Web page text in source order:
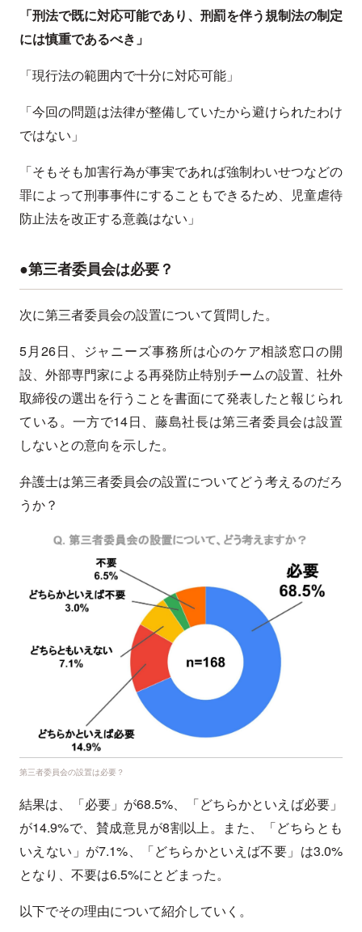
「刑法で既に対応可能であり、刑罰を伴う規制法の制定
には慎重であるべき」
「現行法の範囲内で十分に対応可能」
「今回の問題は法律が整備していたから避けられたわけ
ではない」
「そもそも加害行為が事実であれば強制わいせつなどの
罪によって刑事事件にすることもできるため、児童虐待
防止法を改正する意義はない」
●第三者委員会は必要？
次に第三者委員会の設置について質問した。
5月26日、ジャニーズ事務所は心のケア相談窓口の開
設、外部専門家による再発防止特別チームの設置、社外
取締役の選出を行うことを書面にて発表したと報じられ
ている。一方で14日、藤島社長は第三者委員会は設置
しないとの意向を示した。
弁護士は第三者委員会の設置についてどう考えるのだろ
うか？
第三者委員会の設置は必要？
結果は、「必要」が68.5%、「どちらかといえば必要」
が14.9%で、賛成意見が8割以上。また、「どちらとも
いえない」が7.1%、「どちらかといえば不要」は3.0%
となり、不要は6.5%にとどまった。
以下でその理由について紹介していく。